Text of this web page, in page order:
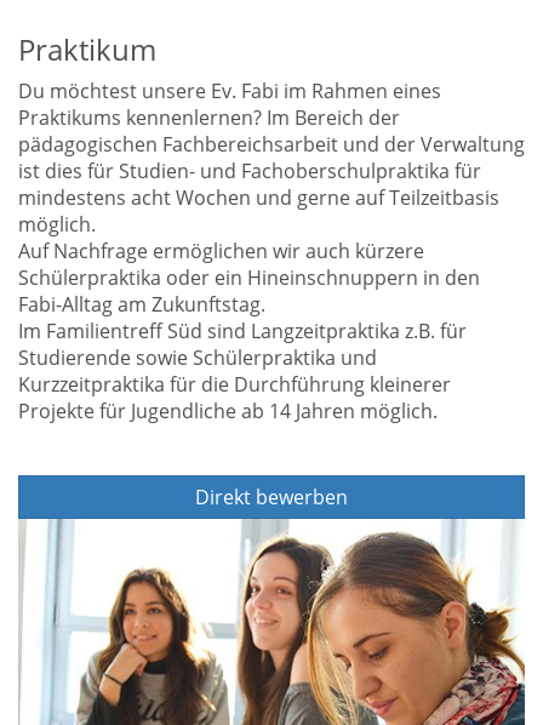
Praktikum
Du möchtest unsere Ev. Fabi im Rahmen eines
Praktikums kennenlernen? Im Bereich der
pädagogischen Fachbereichsarbeit und der Verwaltung
ist dies für Studien- und Fachoberschulpraktika für
mindestens acht Wochen und gerne auf Teilzeitbasis
möglich.
Auf Nachfrage ermöglichen wir auch kürzere
Schülerpraktika oder ein Hineinschnuppern in den
Fabi-Alltag am Zukunftstag.
Im Familientreff Süd sind Langzeitpraktika z.B. für
Studierende sowie Schülerpraktika und
Kurzzeitpraktika für die Durchführung kleinerer
Projekte für Jugendliche ab 14 Jahren möglich.
Direkt bewerben